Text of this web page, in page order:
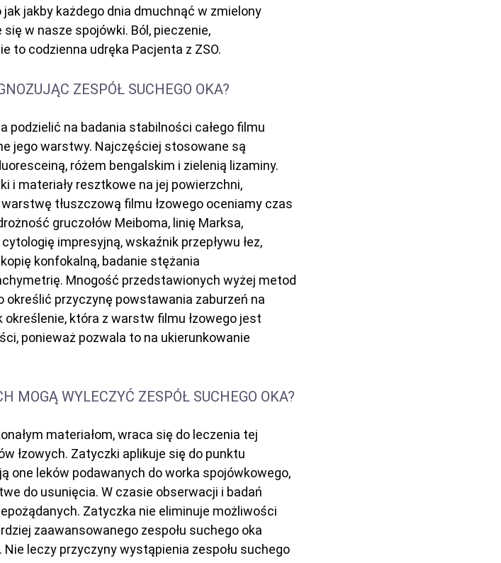
jakby każdego dnia dmuchnąć w zmielony
w nasze spojówki. Ból, pieczenie,
to codzienna udręka Pacjenta z ZSO.
ZESPÓŁ SUCHEGO OKA?
na badania stabilności całego filmu
jego warstwy. Najczęściej stosowane są
różem bengalskim i zielenią lizaminy.
i materiały resztkowe na jej powierzchni,
tłuszczową filmu łzowego oceniamy czas
gruczołów Meiboma, linię Marksa,
impresyjną, wskaźnik przepływu łez,
konfokalną, badanie stężania
Mnogość przedstawionych wyżej metod
określić przyczynę powstawania zaburzeń na
która z warstw filmu łzowego jest
ponieważ pozwala to na ukierunkowanie
MOGĄ WYLECZYĆ ZESPÓŁ SUCHEGO OKA?
materiałom, wraca się do leczenia tej
łzowych. Zatyczki aplikuje się do punktu
one leków podawanych do worka spojówkowego,
do usunięcia. W czasie obserwacji i badań
Zatyczka nie eliminuje możliwości
zaawansowanego zespołu suchego oka
leczy przyczyny wystąpienia zespołu suchego